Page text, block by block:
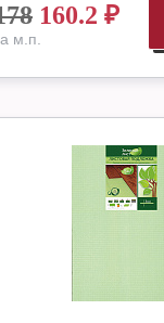
160.2 ₽
м.п.